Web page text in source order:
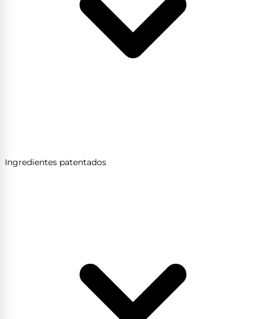
Ingredientes patentados